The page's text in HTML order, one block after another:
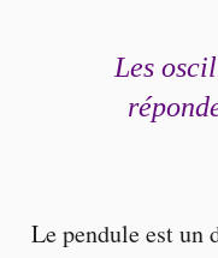
Les
Le pendule est un